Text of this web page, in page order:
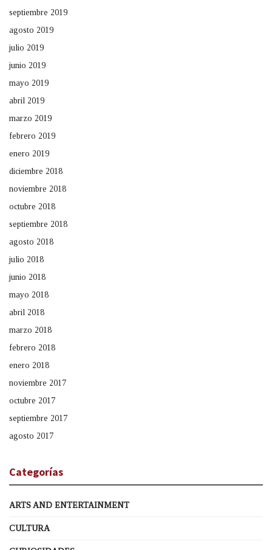
septiembre 2019
agosto 2019
julio 2019
junio 2019
mayo 2019
abril 2019
marzo 2019
febrero 2019
enero 2019
diciembre 2018
noviembre 2018
octubre 2018
septiembre 2018
agosto 2018
julio 2018
junio 2018
mayo 2018
abril 2018
marzo 2018
febrero 2018
enero 2018
noviembre 2017
octubre 2017
septiembre 2017
agosto 2017
Categorías
ARTS AND ENTERTAINMENT
CULTURA